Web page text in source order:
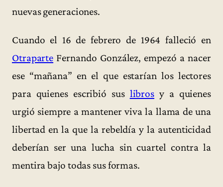
nuevas generaciones.
Cuando el 16 de febrero de 1964 falleció en
Otraparte Fernando González, empezó a nacer
ese “mañana” en el que estarían los lectores
para quienes escribió sus libros y a quienes
urgió siempre a mantener viva la llama de una
libertad en la que la rebeldía y la autenticidad
deberían ser una lucha sin cuartel contra la
mentira bajo todas sus formas.